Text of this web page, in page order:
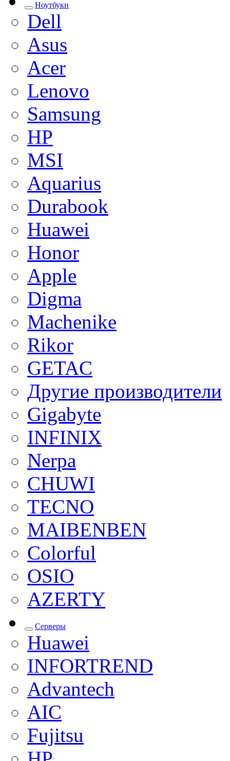
Ноутбуки
Dell
Asus
Acer
Lenovo
Samsung
HP
MSI
Aquarius
Durabook
Huawei
Honor
Apple
Digma
Machenike
Rikor
GETAC
Другие производители
Gigabyte
INFINIX
Nerpa
CHUWI
TECNO
MAIBENBEN
Colorful
OSIO
AZERTY
Серверы
Huawei
INFORTREND
Advantech
AIC
Fujitsu